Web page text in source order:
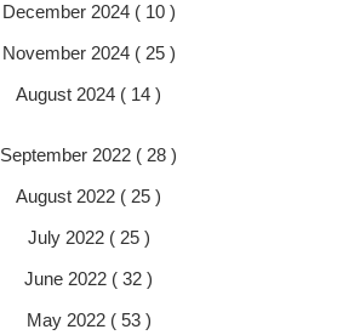
December 2024 ( 10 )
November 2024 ( 25 )
August 2024 ( 14 )
September 2022 ( 28 )
August 2022 ( 25 )
July 2022 ( 25 )
June 2022 ( 32 )
May 2022 ( 53 )